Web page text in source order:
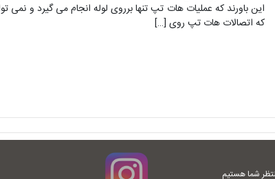
این باورند که عملیات هات تپ تنها برروی لوله انجام می گیرد و نمی
که اتصالات هات تپ روی […]
شما هستیم